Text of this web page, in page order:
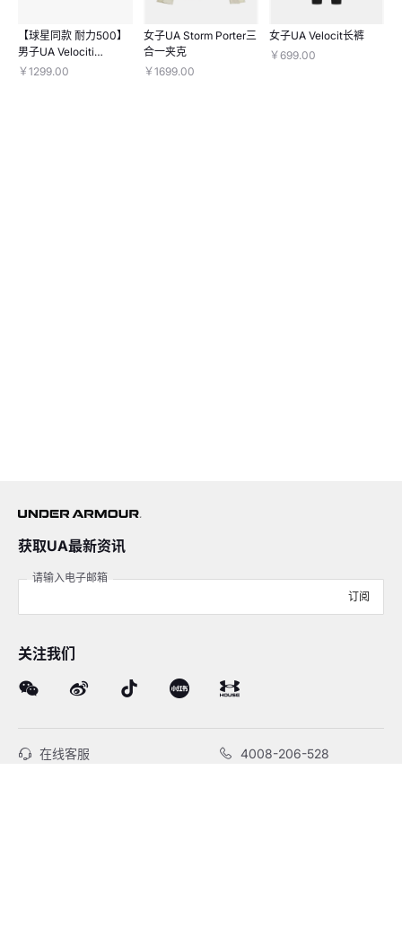
【球星同款 耐力500】
男子UA Velociti
Distance长距离跑鞋
￥1299.00
女子UA Storm Porter三
合一夹克
￥1699.00
女子UA Velocit长裤
￥699.00
获取UA最新资讯
请输入电子邮箱
订阅
关注我们
在线客服 4008-206-528